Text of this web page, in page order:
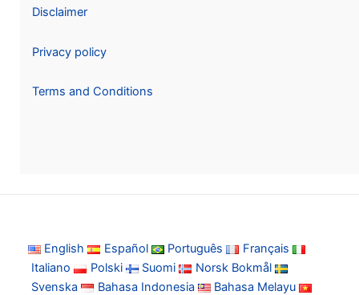
Disclaimer
Privacy policy
Terms and Conditions
English Español Português
Français
Italiano
Polski Suomi
Norsk Bokmål
Svenska
Bahasa Indonesia
Bahasa Melayu